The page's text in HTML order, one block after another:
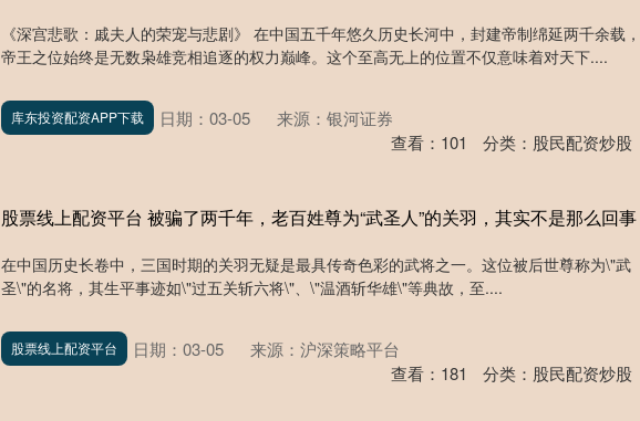
《深宫悲歌：戚夫人的荣宠与悲剧》 在中国五千年悠久历史长河中，封建帝制绵延两千余载，
帝王之位始终是无数枭雄竞相追逐的权力巅峰。这个至高无上的位置不仅意味着对天下....
库东投资配资APP下载 日期：03-05
来源：银河证券
查看： 101 分类： 股民配资炒股
股票线上配资平台 被骗了两千年，老百姓尊为“武圣人”的关羽，其实不是那么回事
在中国历史长卷中，三国时期的关羽无疑是最具传奇色彩的武将之一。这位被后世尊称为\"武
圣\"的名将，其生平事迹如\"过五关斩六将\"、\"温酒斩华雄\"等典故，至....
股票线上配资平台 日期：03-05
来源：沪深策略平台
查看： 181 分类： 股民配资炒股